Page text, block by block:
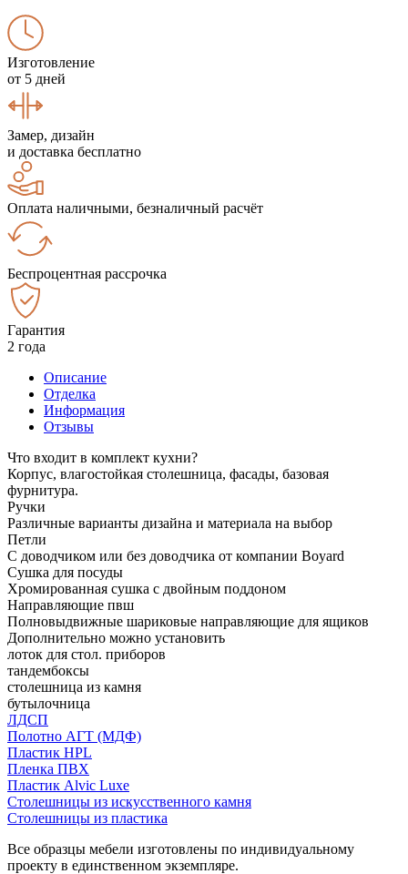
Изготовление
от 5 дней
Замер, дизайн
и доставка бесплатно
Оплата наличными, безналичный расчёт
Беспроцентная рассрочка
Гарантия
2 года
Описание
Отделка
Информация
Отзывы
Что входит в комплект кухни?
Корпус, влагостойкая столешница, фасады, базовая
фурнитура.
Ручки
Различные варианты дизайна и материала на выбор
Петли
С доводчиком или без доводчика от компании Boyard
Сушка для посуды
Хромированная сушка с двойным поддоном
Направляющие пвш
Полновыдвижные шариковые направляющие для ящиков
Дополнительно можно установить
лоток для стол. приборов
тандембоксы
столешница из камня
бутылочница
ЛДСП
Полотно АГТ (МДФ)
Пластик HPL
Пленка ПВХ
Пластик Alvic Luxe
Столешницы из искусственного камня
Столешницы из пластика
Все образцы мебели изготовлены по индивидуальному
проекту в единственном экземпляре.